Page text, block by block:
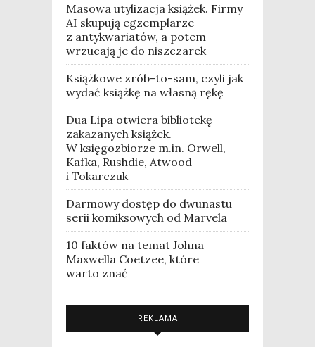
Masowa utylizacja książek. Firmy
AI skupują egzemplarze
z antykwariatów, a potem
wrzucają je do niszczarek
Książkowe zrób-to-sam, czyli jak
wydać książkę na własną rękę
Dua Lipa otwiera bibliotekę
zakazanych książek.
W księgozbiorze m.in. Orwell,
Kafka, Rushdie, Atwood
i Tokarczuk
Darmowy dostęp do dwunastu
serii komiksowych od Marvela
10 faktów na temat Johna
Maxwella Coetzee, które
warto znać
REKLAMA